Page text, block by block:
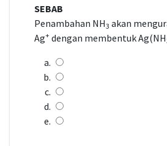
SEBAB
Penambahan NH3 akan
Ag+ dengan membentuk Ag(NH